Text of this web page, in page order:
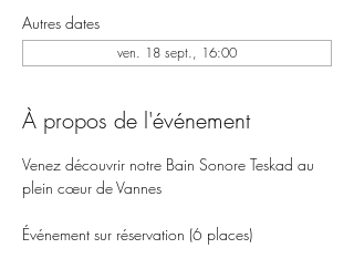
Autres dates
ven. 18 sept., 16:00
À propos de l'événement
Venez découvrir notre Bain Sonore Teskad au
plein cœur de Vannes
Événement sur réservation (6 places)